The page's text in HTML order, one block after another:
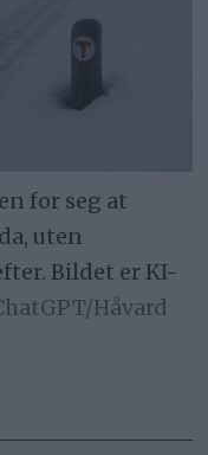
for seg at
uten
Bildet er KI-
Håvard